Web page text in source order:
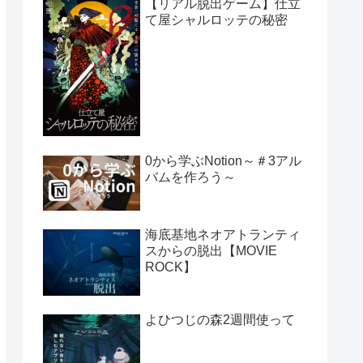
【リアル脱出ゲーム】仕立
て屋シャルロッテの秘密
0から学ぶNotion～＃3アル
バムを作ろう～
海底基地ネオアトランティ
スからの脱出【MOVIE
ROCK】
よひつじの森2週間使って